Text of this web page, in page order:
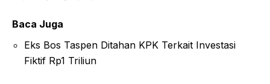
Baca Juga
Eks Bos Taspen Ditahan KPK Terkait Investasi
Fiktif Rp1 Triliun